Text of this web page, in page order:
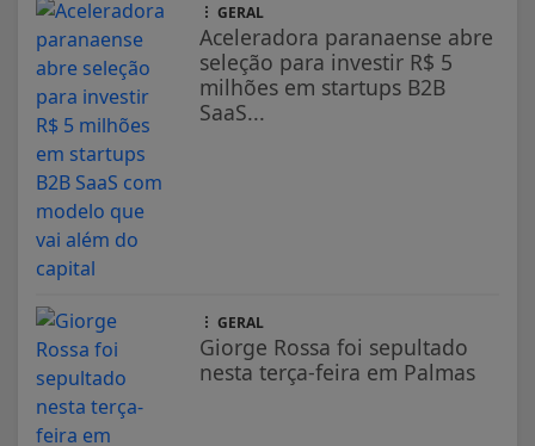
GERAL
Aceleradora paranaense abre
seleção para investir R$ 5
milhões em startups B2B
SaaS...
GERAL
Giorge Rossa foi sepultado
nesta terça-feira em Palmas